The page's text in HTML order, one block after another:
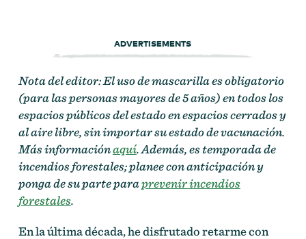
ADVERTISEMENTS
Nota del editor: El uso de mascarilla es obligatorio
(para las personas mayores de 5 años) en todos los
espacios públicos del estado en espacios cerrados y
al aire libre, sin importar su estado de vacunación.
Más informaciónaquí. Además, es temporada de
incendios forestales; planee con anticipación y
ponga de su parte paraprevenir incendios
forestales.
En la última década, he disfrutado retarme con